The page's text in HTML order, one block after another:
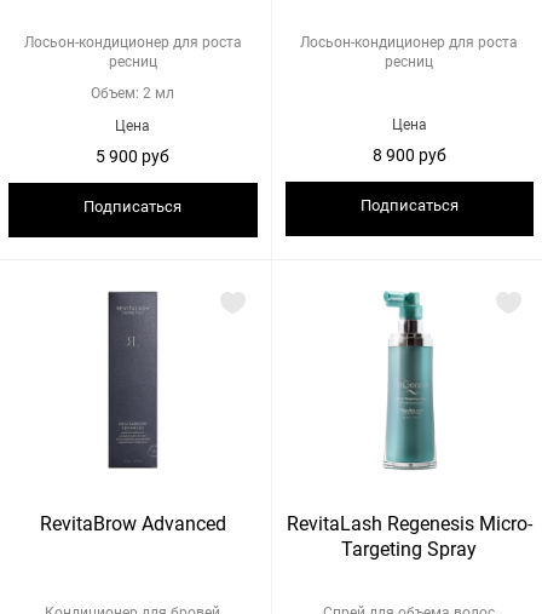
Лосьон-кондиционер для роста
ресниц
Объем: 2 мл
Цена
5 900 руб
Подписаться
Лосьон-кондиционер для роста
ресниц
Цена
8 900 руб
Подписаться
RevitaBrow Advanced
RevitaLash Regenesis Micro-
Targeting Spray